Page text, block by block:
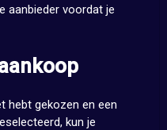
aanbieder voordat je
hebt gekozen en een
kun je